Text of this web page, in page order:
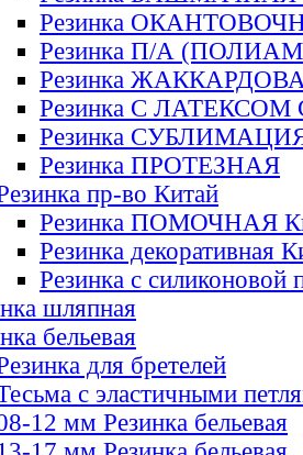
Резинка
Резинка П/А
Резинка
Резинка С ЛАТЕКСОМ
Резинка
Резинка ПРОТЕЗНАЯ
пр-во Китай
Резинка ПОМОЧНАЯ
Резинка декоративная
Резинка с силиконовой
шляпная
бельевая
для бретелей
с эластичными
12 мм Резинка бельевая